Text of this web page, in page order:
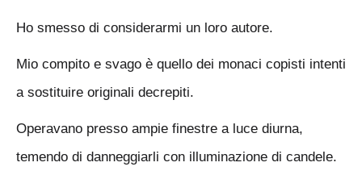
Ho smesso di considerarmi un loro autore.
Mio compito e svago è quello dei monaci copisti intenti
a sostituire originali decrepiti.
Operavano presso ampie finestre a luce diurna,
temendo di danneggiarli con illuminazione di candele.